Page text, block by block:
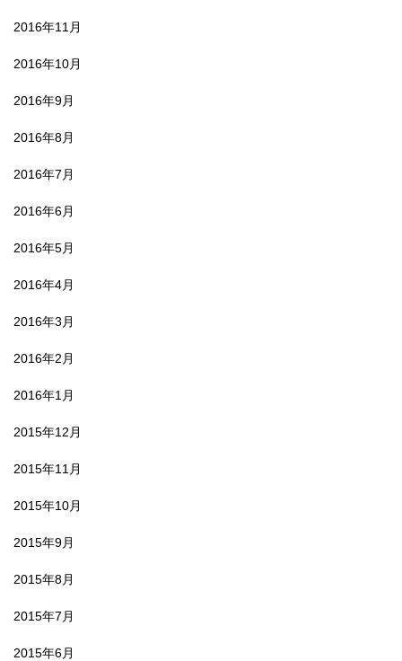
2016年11月
2016年10月
2016年9月
2016年8月
2016年7月
2016年6月
2016年5月
2016年4月
2016年3月
2016年2月
2016年1月
2015年12月
2015年11月
2015年10月
2015年9月
2015年8月
2015年7月
2015年6月